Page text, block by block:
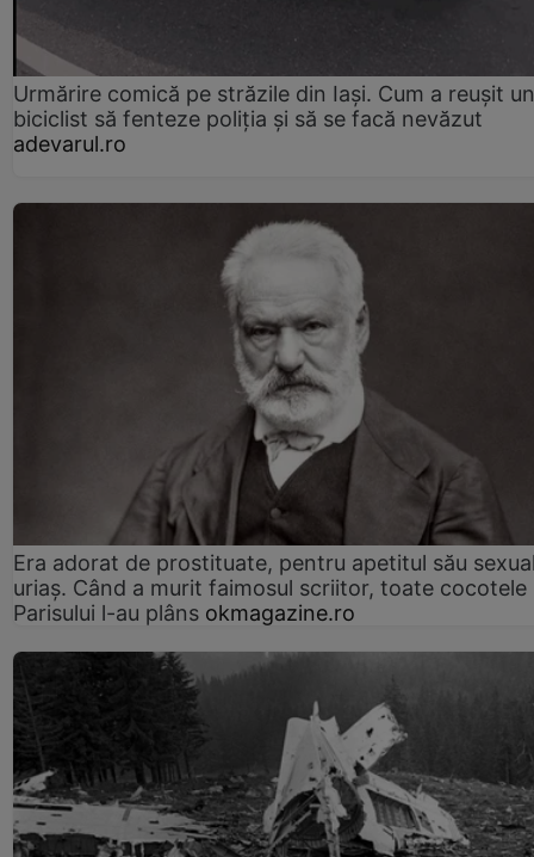
Urmărire comică pe străzile din Iași. Cum a reușit un
biciclist să fenteze poliția și să se facă nevăzut
adevarul.ro
Era adorat de prostituate, pentru apetitul său
uriaș. Când a murit faimosul scriitor, toate cocotele
Parisului l-au plâns okmagazine.ro